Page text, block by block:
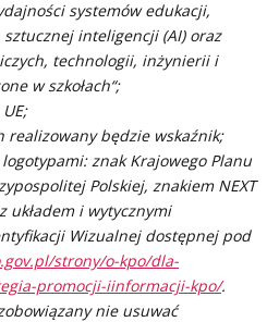
systemów edukacji,
sztucznej inteligencji (AI) oraz
technologii, inżynierii i
w szkołach“;
realizowany będzie wskaźnik;
znak Krajowego Planu
Polskiej, znakiem NEXT
układem i wytycznymi
Wizualnej dostępnej pod
strony/o-kpo/dla-
promocji-iinformacji-kpo/.
nie usuwać